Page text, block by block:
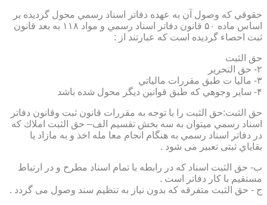
حقوقي كه وصول آن به عهده دفاتر اسناد رسمي محول گرديده بر
اساس ماده ۵۰ قانون دفاتر اسناد رسمي و مواد ۱۱۸ به بعد قانون
ثبت احصاء گرديده است كه عبارتند از :
حق الثبت
۲- حق التحرير
۳- ماليا ت طبق مقررات مالياتي
۴- ساير وجوهي كه طبق قوانين ديگر محول شده باشد
حق الثبت:حق الثبت را با توجه به مقررات قانون ثبت وقانون دفاتر
اسناد رسمي ميتوان به سه بخش تقسيم الف– حق الثبت املاك كه
در دفاتر اسناد رسمي به هنگام انجام معا مله اخذ و به مازاد يا
بقاياي ثبتی تعبیر می شود .
ب- حق الثبت اسناد كه در رابطه با تمام اسناد مطرح و در ارتباط
مستقيم با كار دفاتر است .
ج - حق الثبت متفرقه كه بدون نياز به تنظیم سند وصول می گردد .